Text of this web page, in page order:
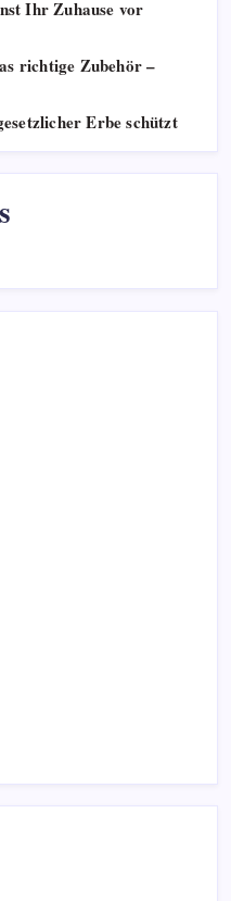
Ihr Zuhause vor
richtige Zubehör –
Erbe schützt